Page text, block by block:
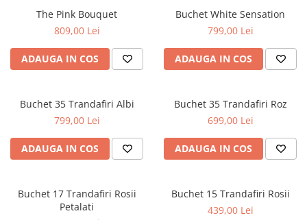
The Pink Bouquet
809,00 Lei
ADAUGA IN COS
Buchet White Sensation
799,00 Lei
ADAUGA IN COS
Buchet 35 Trandafiri Albi
799,00 Lei
ADAUGA IN COS
Buchet 35 Trandafiri Roz
699,00 Lei
ADAUGA IN COS
Buchet 17 Trandafiri Rosii
Petalati
Buchet 15 Trandafiri Rosii
439,00 Lei